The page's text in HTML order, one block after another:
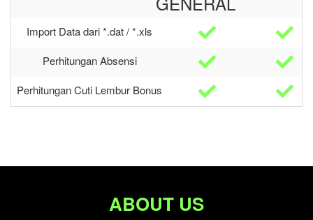
Import Data dari *.dat / *.xls
Perhitungan Absensi
Perhitungan Cuti Lembur Bonus
ABOUT US